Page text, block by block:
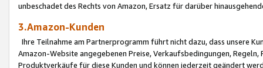
unbeschadet des Rechts von Amazon, Ersatz für darüber
3.Amazon-Kunden
Ihre Teilnahme am Partnerprogramm führt nicht dazu, dass unsere
Amazon-Website angegebenen Preise, Verkaufsbedingungen,
Produktverkäufe für diese Kunden und können jederzeit geändert